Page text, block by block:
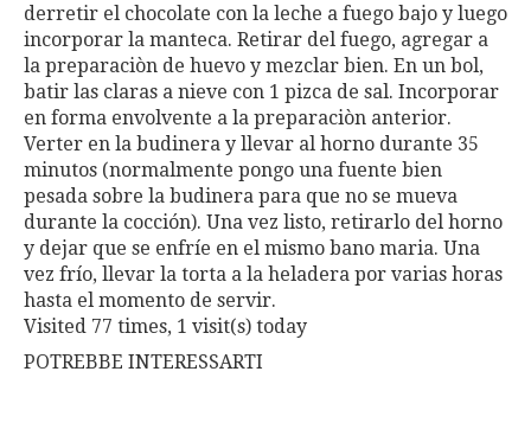
derretir el chocolate con la leche a fuego bajo y luego
incorporar la manteca. Retirar del fuego, agregar a
la preparaciòn de huevo y mezclar bien. En un bol,
batir las claras a nieve con 1 pizca de sal. Incorporar
en forma envolvente a la preparaciòn anterior.
Verter en la budinera y llevar al horno durante 35
minutos (normalmente pongo una fuente bien
pesada sobre la budinera para que no se mueva
durante la cocción). Una vez listo, retirarlo del horno
y dejar que se enfríe en el mismo bano maria. Una
vez frío, llevar la torta a la heladera por varias horas
hasta el momento de servir.
Visited 77 times, 1 visit(s) today
POTREBBE INTERESSARTI